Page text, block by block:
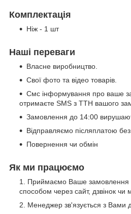
Комплектація
Ніж - 1 шт
Наші переваги
Власне виробництво.
Свої фото та відео товарів.
Смс інформування про ваше
отримаєте SMS з ТТН вашого
Замовлення до 14:00
Відправляємо післяплатою
Повернення чи обмін
Як ми працюємо
Приймаємо Ваше замовлення
способом через сайт, дзвінок чи
Менеджер зв'язується з Вами